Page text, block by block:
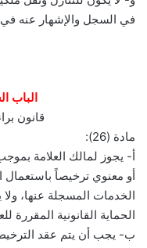
في السجل والإشهار عنه في
الباب
قانون
مادة (26):
أ- يجوز لمالك العلامة
أو معنوي ترخيصاً باستعمال
الخدمات المسجلة عنها،
الحماية القانونية المقررة
ب- يجب أن يتم عقد الترخيص